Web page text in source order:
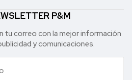
P&M
correo con la mejor in formación
y comunicaciones.